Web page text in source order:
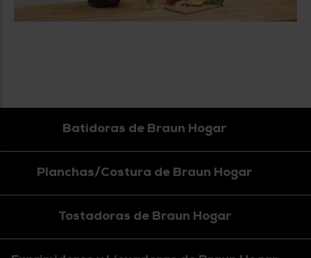
Batidoras de Braun Hogar
Planchas/Costura de Braun Hogar
Tostadoras de Braun Hogar